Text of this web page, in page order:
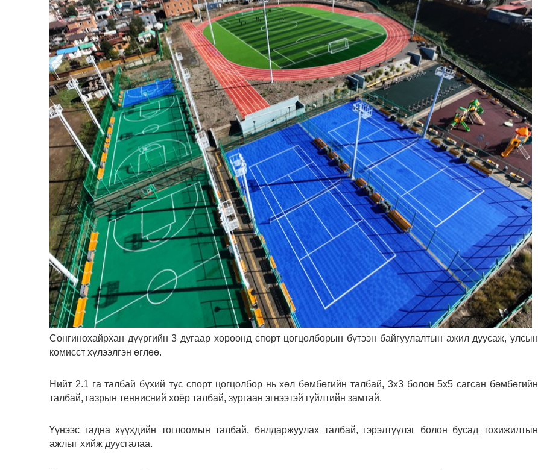
Сонгинохайрхан дүүргийн 3 дугаар хороонд спорт цогцолборын бүтээн байгуулалтын ажил дуусаж, улсын
комисст хүлээлгэн өглөө.
Нийт 2.1 га талбай бүхий тус спорт цогцолбор нь хөл бөмбөгийн талбай, 3х3 болон 5х5 сагсан бөмбөгийн
талбай, газрын теннисний хоёр талбай, зургаан эгнээтэй гүйлтийн замтай.
Үүнээс гадна хүүхдийн тоглоомын талбай, бялдаржуулах талбай, гэрэлтүүлэг болон бусад тохижилтын
ажлыг хийж дуусгалаа.